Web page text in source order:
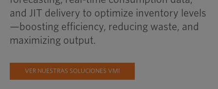
and JIT delivery to optimize inventory levels
—boosting efficiency, reducing waste, and
maximizing output.
VER NUESTRAS SOLUCIONES VMI